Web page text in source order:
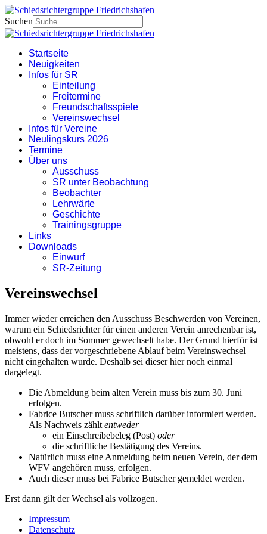
Suchen
Startseite
Neuigkeiten
Infos für SR
Einteilung
Freitermine
Freundschaftsspiele
Vereinswechsel
Infos für Vereine
Neulingskurs 2026
Termine
Über uns
Ausschuss
SR unter Beobachtung
Beobachter
Lehrwärte
Geschichte
Trainingsgruppe
Links
Downloads
Einwurf
SR-Zeitung
Vereinswechsel
Immer wieder erreichen den Ausschuss Beschwerden von Vereinen,
warum ein Schiedsrichter für einen anderen Verein anrechenbar ist,
obwohl er doch im Sommer gewechselt habe. Der Grund hierfür ist
meistens, dass der vorgeschriebene Ablauf beim Vereinswechsel
nicht eingehalten wurde. Deshalb sei dieser hier noch einmal
dargelegt.
Die Abmeldung beim alten Verein muss bis zum 30. Juni
erfolgen.
Fabrice Butscher muss schriftlich darüber informiert werden.
Als Nachweis zählt entweder
ein Einschreibebeleg (Post) oder
die schriftliche Bestätigung des Vereins.
Natürlich muss eine Anmeldung beim neuen Verein, der dem
WFV angehören muss, erfolgen.
Auch dieser muss bei Fabrice Butscher gemeldet werden.
Erst dann gilt der Wechsel als vollzogen.
Impressum
Datenschutz